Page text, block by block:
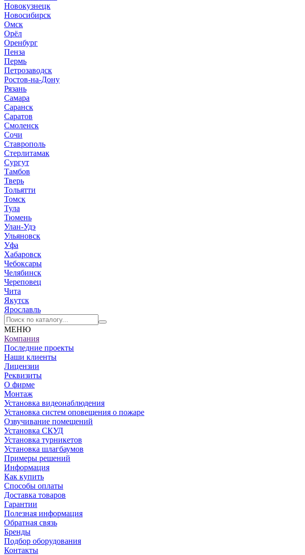
Новокузнецк
Новосибирск
Омск
Орёл
Оренбург
Пенза
Пермь
Петрозаводск
Ростов-на-Дону
Рязань
Самара
Саранск
Саратов
Смоленск
Сочи
Ставрополь
Стерлитамак
Сургут
Тамбов
Тверь
Тольятти
Томск
Тула
Тюмень
Улан-Удэ
Ульяновск
Уфа
Хабаровск
Чебоксары
Челябинск
Череповец
Чита
Якутск
Ярославль
МЕНЮ
Компания
Последние проекты
Наши клиенты
Лицензии
Реквизиты
О фирме
Монтаж
Установка видеонаблюдения
Установка систем оповещения о пожаре
Озвучивание помещений
Установка СКУД
Установка турникетов
Установка шлагбаумов
Примеры решений
Информация
Как купить
Способы оплаты
Доставка товаров
Гарантии
Полезная информация
Обратная связь
Бренды
Подбор оборудования
Контакты